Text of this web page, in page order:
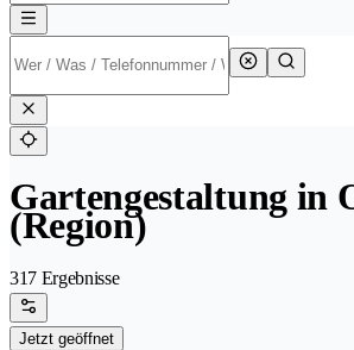
Gartengestaltung in
(Region)
317 Ergebnisse
Jetzt geöffnet